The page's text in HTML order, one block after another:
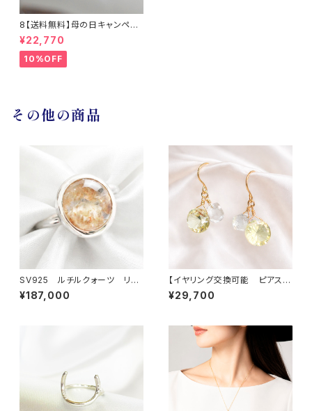
8【送料無料】母の日キャンペー
ン 淡水真珠とサファイアのネッ
クレス14KGF / TWINKLE
¥22,770
10%OFF
その他の商品
SV925 ルチルクォーツ リン
グ
¥187,000
【イヤリング交換可能 ピアス】
イエロークォーツ クォーツ
¥29,700